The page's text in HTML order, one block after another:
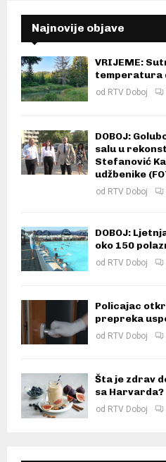
Najnovije objave
VRIJEME:
temperatura
od RTV Doboj
DOBOJ:
salu u
Stefanović
udžbenike
od RTV Doboj
DOBOJ:
oko 150
od RTV Doboj
Policajac
prepreka
od RTV Doboj
Šta je zdrav
sa Harvarda?
od RTV Doboj